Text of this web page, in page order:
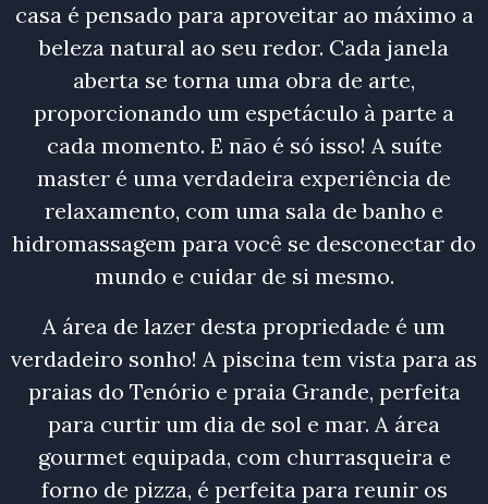
casa é pensado para aproveitar ao máximo a
beleza natural ao seu redor. Cada janela
aberta se torna uma obra de arte,
proporcionando um espetáculo à parte a
cada momento. E não é só isso! A suíte
master é uma verdadeira experiência de
relaxamento, com uma sala de banho e
hidromassagem para você se desconectar do
mundo e cuidar de si mesmo.
A área de lazer desta propriedade é um
verdadeiro sonho! A piscina tem vista para as
praias do Tenório e praia Grande, perfeita
para curtir um dia de sol e mar. A área
gourmet equipada, com churrasqueira e
forno de pizza, é perfeita para reunir os